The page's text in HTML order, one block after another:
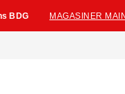
BDG MAGASINER